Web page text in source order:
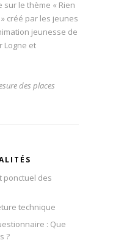
le thème « Rien
créé par les jeunes
jeunesse de
Logne et
des places
ponctuel des
technique
: Que
?